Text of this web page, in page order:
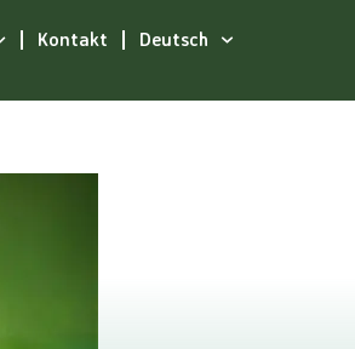
Kontakt Deutsch